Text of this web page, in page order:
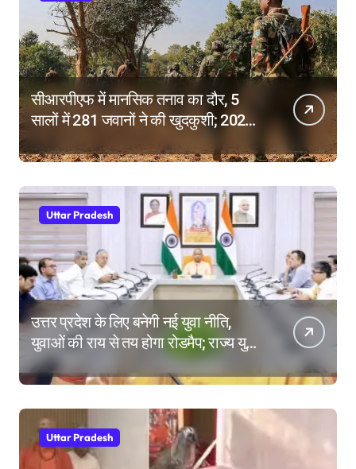
सीआरपीएफ में मानसिक तनाव का दौर, 5
सालों में 281 जवानों ने की खुदकुशी; 2025
Uttar Pradesh
उत्तर प्रदेश के लिए बनेगी नई युवा नीति,
युवाओं की राय से तय होगा रोडमैप; राज्य युवा
आयोग के गठन पर भी मंथन
Uttar Pradesh